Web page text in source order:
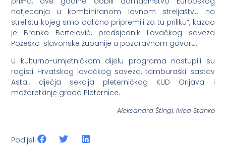
natjecanja u kombiniranom lovnom streljaštvu na
strelištu kojeg smo odlično pripremili za tu priliku“, kazao
je Branko Bertelović, predsjednik Lovačkog saveza
Požeško-slavonske županije u pozdravnom govoru.
U kulturno-umjetničkom dijelu programa nastupili su
rogisti Hrvatskog lovačkog saveza, tamburaški sastav
Astal, dječja sekcija pleterničkog KUD Orljava i
mažoretkinje grada Pleternice.
Aleksandra Štingl, Ivica Stanko
Podijeli